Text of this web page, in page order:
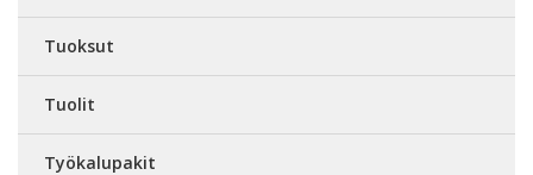
Tuoksut
Tuolit
Työkalupakit